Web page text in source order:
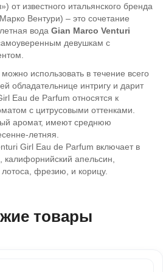
от известного итальянского бренда
Вентури) – это сочетание
вода Gian Marco Venturi
девушкам с
использовать в течение всего
обладательнице интригу и дарит
Eau de Parfum относятся к
с цитрусовыми оттенками.
аромат, имеют среднюю
летняя.
Girl Eau de Parfum включает в
апельсин,
лотоса, фрезию, и корицу.
товары